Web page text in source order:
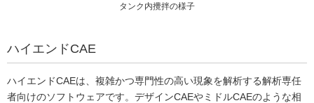
タンク内攪拌の様子
ハイエンドCAE
ハイエンドCAEは、複雑かつ専門性の高い現象を解析する解析専任
者向けのソフトウェアです。デザインCAEやミドルCAEのような相